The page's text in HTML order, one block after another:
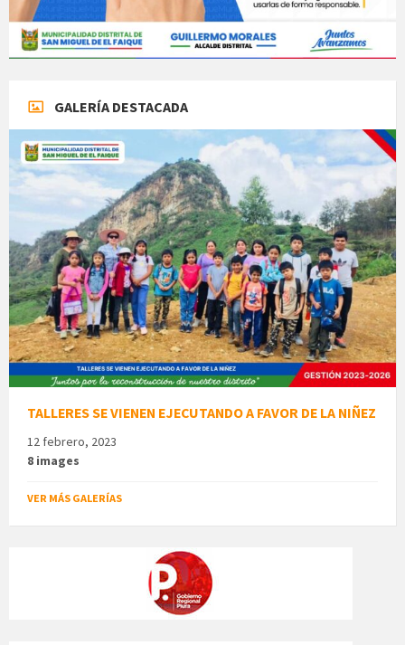
GALERÍA DESTACADA
TALLERES SE VIENEN EJECUTANDO A FAVOR DE LA NIÑEZ
12 febrero, 2023
8 images
VER MÁS GALERÍAS